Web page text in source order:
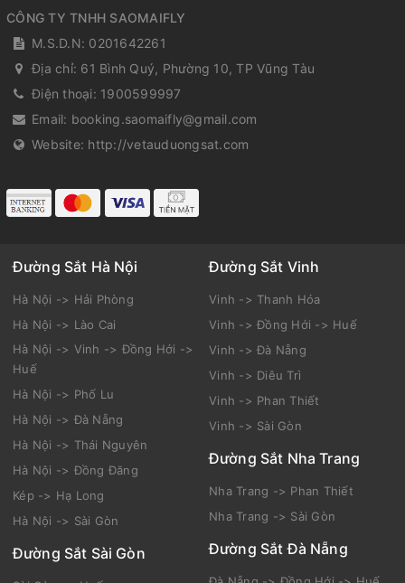
CÔNG TY TNHH SAOMAIFLY
M.S.D.N: 0201642261
Địa chỉ: 61 Bình Quý, Phường 10, TP Vũng Tàu
Điện thoại: 1900599997
Email: booking.saomaifly@gmail.com
Website: http://vetauduongsat.com
Đường Sắt Hà Nội
Hà Nội -> Hải Phòng
Hà Nội -> Lào Cai
Hà Nội -> Vinh -> Đồng Hới ->
Huế
Hà Nội -> Phố Lu
Hà Nội -> Đà Nẵng
Hà Nội -> Thái Nguyên
Hà Nội -> Đồng Đăng
Kép -> Hạ Long
Hà Nội -> Sài Gòn
Đường Sắt Sài Gòn
Đường Sắt Vinh
Vinh -> Thanh Hóa
Vinh -> Đồng Hới -> Huế
Vinh -> Đà Nẵng
Vinh -> Diêu Trì
Vinh -> Phan Thiết
Vinh -> Sài Gòn
Đường Sắt Nha Trang
Nha Trang -> Phan Thiết
Nha Trang -> Sài Gòn
Đường Sắt Đà Nẵng